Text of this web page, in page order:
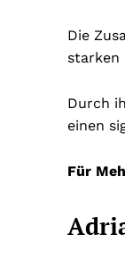
Die
starken
Durch
einen
Für